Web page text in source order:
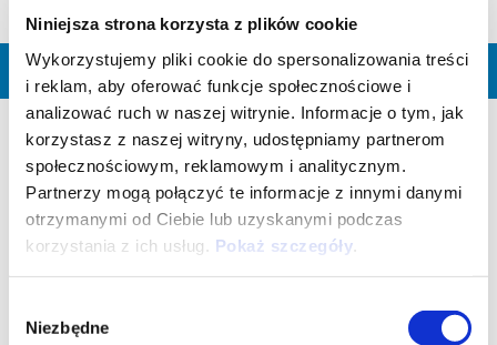
Niniejsza strona korzysta z plików cookie
Wykorzystujemy pliki cookie do spersonalizowania treści
i reklam, aby oferować funkcje społecznościowe i
analizować ruch w naszej witrynie. Informacje o tym, jak
korzystasz z naszej witryny, udostępniamy partnerom
społecznościowym, reklamowym i analitycznym.
Partnerzy mogą połączyć te informacje z innymi danymi
otrzymanymi od Ciebie lub uzyskanymi podczas
korzystania z ich usług. Pokaż szczegóły
zgody
Niezbędne
UMÓW SIĘ NA SPOTKANIE
CO TO JEST?
Bezpłatna przedłużona gwarancja która jest aktywowana po
wygaśnięciu standardowej 24-miesięcznej gwarancji, po
spełnieniu określonych wymagań, na dodatkowe 24 miesiące
(12+12), co daje łącznie 4 lata gwarancji.
DO JAKICH POJAZDÓW MA ONA ZASTOSOWANIE?